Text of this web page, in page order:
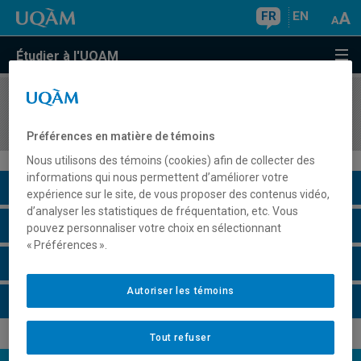
FR EN
Étudier à l'UQAM
COURS//
Description du cours
Horaire - Été 2026
Préférences en matière de témoins
Nous utilisons des témoins (cookies) afin de collecter des
informations qui nous permettent d’améliorer votre
expérience sur le site, de vous proposer des contenus vidéo,
d’analyser les statistiques de fréquentation, etc. Vous
pouvez personnaliser votre choix en sélectionnant
« Préférences ».
Tout refuser
Autoriser les témoins